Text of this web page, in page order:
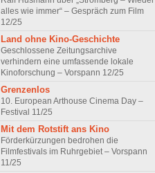
alles wie immer“ – Gespräch zum Film
12/25
Land ohne Kino-Geschichte
Geschlossene Zeitungsarchive
verhindern eine umfassende lokale
Kinoforschung – Vorspann 12/25
Grenzenlos
10. European Arthouse Cinema Day –
Festival 11/25
Mit dem Rotstift ans Kino
Förderkürzungen bedrohen die
Filmfestivals im Ruhrgebiet – Vorspann
11/25